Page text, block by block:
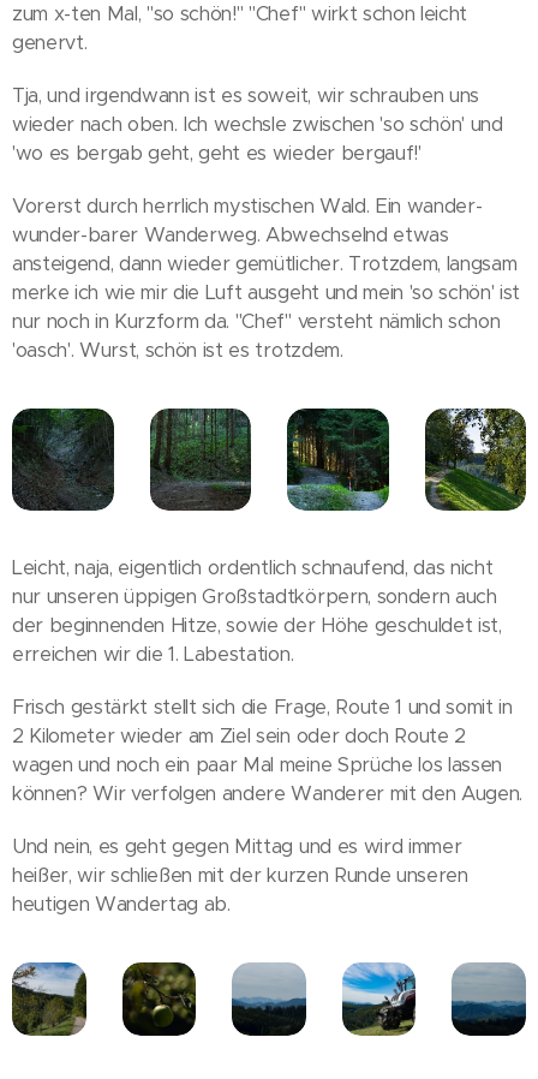
zum x-ten Mal, "so schön!" "Chef" wirkt schon leicht
genervt.
Tja, und irgendwann ist es soweit, wir schrauben uns
wieder nach oben. Ich wechsle zwischen 'so schön' und
'wo es bergab geht, geht es wieder bergauf!'
Vorerst durch herrlich mystischen Wald. Ein wander-
wunder-barer Wanderweg. Abwechselnd etwas
ansteigend, dann wieder gemütlicher. Trotzdem, langsam
merke ich wie mir die Luft ausgeht und mein 'so schön' ist
nur noch in Kurzform da. "Chef" versteht nämlich schon
'oasch'. Wurst, schön ist es trotzdem.
Leicht, naja, eigentlich ordentlich schnaufend, das nicht
nur unseren üppigen Großstadtkörpern, sondern auch
der beginnenden Hitze, sowie der Höhe geschuldet ist,
erreichen wir die 1. Labestation.
Frisch gestärkt stellt sich die Frage, Route 1 und somit in
2 Kilometer wieder am Ziel sein oder doch Route 2
wagen und noch ein paar Mal meine Sprüche los lassen
können? Wir verfolgen andere Wanderer mit den Augen.
Und nein, es geht gegen Mittag und es wird immer
heißer, wir schließen mit der kurzen Runde unseren
heutigen Wandertag ab.